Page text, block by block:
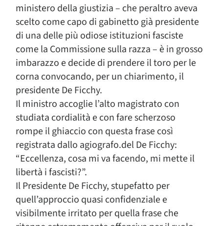
ministero della giustizia – che peraltro aveva
scelto come capo di gabinetto già presidente
di una delle più odiose istituzioni fasciste
come la Commissione sulla razza – è in grosso
imbarazzo e decide di prendere il toro per le
corna convocando, per un chiarimento, il
presidente De Ficchy.
Il ministro accoglie l’alto magistrato con
studiata cordialità e con fare scherzoso
rompe il ghiaccio con questa frase così
registrata dallo agiografo.del De Ficchy:
“Eccellenza, cosa mi va facendo, mi mette il
libertà i fascisti?”.
Il Presidente De Ficchy, stupefatto per
quell’approccio quasi confidenziale e
visibilmente irritato per quella frase che